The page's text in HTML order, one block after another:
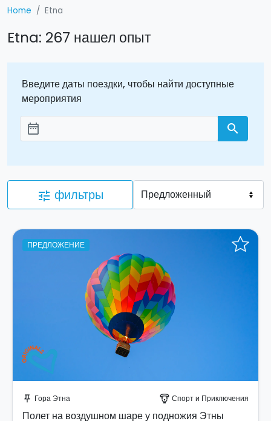
Home Etna
Etna: 267 нашел опыт
Введите даты поездки, чтобы найти доступные
мероприятия
Aggiungi le date
date_range search
tune фильтры
ПРЕДЛОЖЕНИЕ
push_pin Гора Этна paragliding Спорт и Приключения
Полет на воздушном шаре у подножия Этны